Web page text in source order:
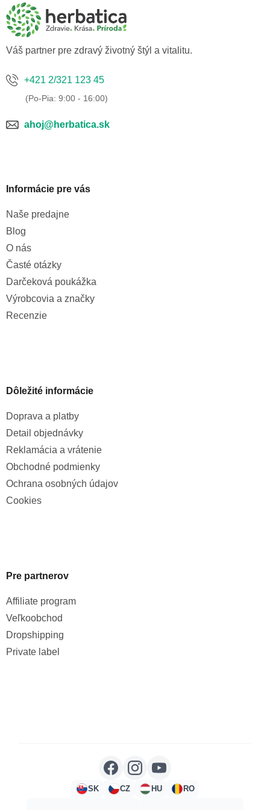
Váš partner pre zdravý životný štýl a vitalitu.
+421 2/321 123 45
ahoj@herbatica.sk
Informácie pre vás
Naše predajne
Blog
O nás
Časté otázky
Darčeková poukážka
Výrobcovia a značky
Recenzie
Dôležité informácie
Doprava a platby
Detail objednávky
Reklamácia a vrátenie
Obchodné podmienky
Ochrana osobných údajov
Cookies
Pre partnerov
Affiliate program
Veľkoobchod
Dropshipping
Private label
SK CZ HU RO